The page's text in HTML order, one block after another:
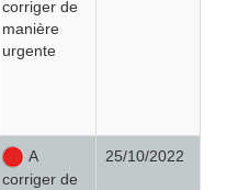
corriger de
manière
urgente
A
corriger de
25/10/2022